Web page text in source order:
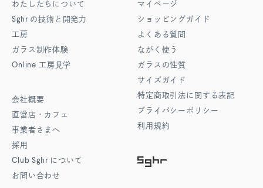
わたしたちについて
Sghr の技術と開発力
工房
ガラス制作体験
Online 工房見学
会社概要
直営店・カフェ
事業者さまへ
採用
Club Sghr について
お問い合わせ
マイページ
ショッピングガイド
よくある質問
ながく使う
ガラスの性質
サイズガイド
特定商取引法に関する表記
プライバシーポリシー
利用規約